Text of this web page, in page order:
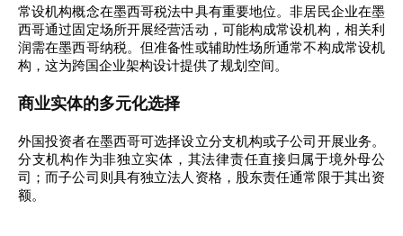
常设机构概念在墨西哥税法中具有重要地位。非居民企业在墨
西哥通过固定场所开展经营活动，可能构成常设机构，相关利
润需在墨西哥纳税。但准备性或辅助性场所通常不构成常设机
构，这为跨国企业架构设计提供了规划空间。
商业实体的多元化选择
外国投资者在墨西哥可选择设立分支机构或子公司开展业务。
分支机构作为非独立实体，其法律责任直接归属于境外母公
司；而子公司则具有独立法人资格，股东责任通常限于其出资
额。